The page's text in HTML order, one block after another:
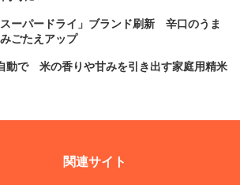
ーパードライ」ブランド刷新 辛口のうま
ごたえアップ
動で 米の香りや甘みを引き出す家庭用精米
関連サイト